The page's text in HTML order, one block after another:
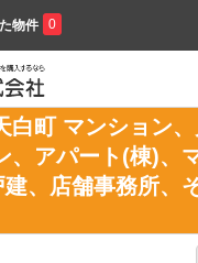
物件 0
白町 マンション、
、アパート(棟)、
、店舗事務所、